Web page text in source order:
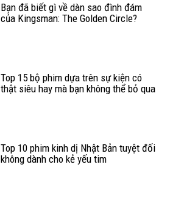
Bạn đã biết gì về dàn sao đình đám
của Kingsman: The Golden Circle?
Top 15 bộ phim dựa trên sự kiện có
thật siêu hay mà bạn không thể bỏ qua
Top 10 phim kinh dị Nhật Bản tuyệt đối
không dành cho kẻ yếu tim